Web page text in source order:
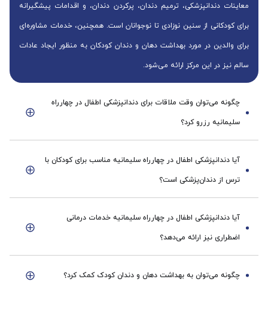
معاینات دندانپزشکی، ترمیم دندان، پرکردن دندان، و اقدامات پیشگیرانه
برای کودکانی از سنین نوزادی تا نوجوانان است. همچنین، خدمات مشاوره‌ای
برای والدین در مورد بهداشت دهان و دندان کودکان به منظور ایجاد عادات
سالم نیز در این مرکز ارائه می‌شود.
چگونه می‌توان وقت ملاقات برای دندانپزشکی اطفال در چهارراه
سلیمانیه رزرو کرد؟
آیا دندانپزشکی اطفال در چهارراه سلیمانیه مناسب برای کودکان با
ترس از دندان‌پزشکی است؟
آیا دندانپزشکی اطفال در چهارراه سلیمانیه خدمات درمانی
اضطراری نیز ارائه می‌دهد؟
چگونه می‌توان به بهداشت دهان و دندان کودک کمک کرد؟